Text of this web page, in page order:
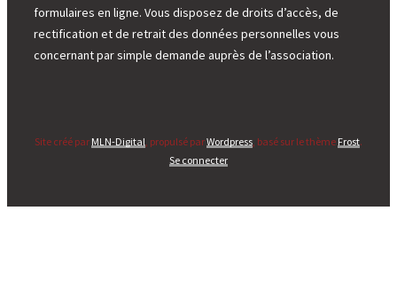
formulaires en ligne. Vous disposez de droits d’accès, de
rectification et de retrait des données personnelles vous
concernant par simple demande auprès de l’association.
Site créé par MLN-Digital , propulsé parWordpress , basé sur le thème Frost.
Se connecter